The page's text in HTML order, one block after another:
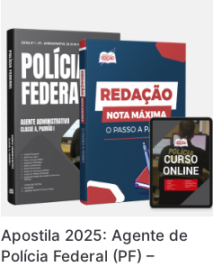
Apostila 2025: Agente de
Polícia Federal (PF) –